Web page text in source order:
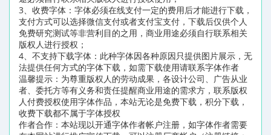
3、收费字体：字体必须在线支付一定的费用后才能进行下载，
支付方式可以选择微信支付或者支付宝支付，下载后仅供个人
免费研究测试等非营利目的之用，商业用途必须自行联系相关
版权人进行授权；
4、不支持下载字体：此种字体因各种原因只提供图片展示，无
法提供任何方式的字体下载，如需下载使用请联系字体作者
温馨提示：为尊重版权人的劳动成果，各设计公司、广告从业
者、委托方等有义务和责任提醒商业用途的需求方，联系版权
人付费授权使用字体作品，本站无论是免费下载，积分下载，
收费下载都不属于字体授权
作者合作：本站现以开通字体作者帐户注册，如字体作者需要